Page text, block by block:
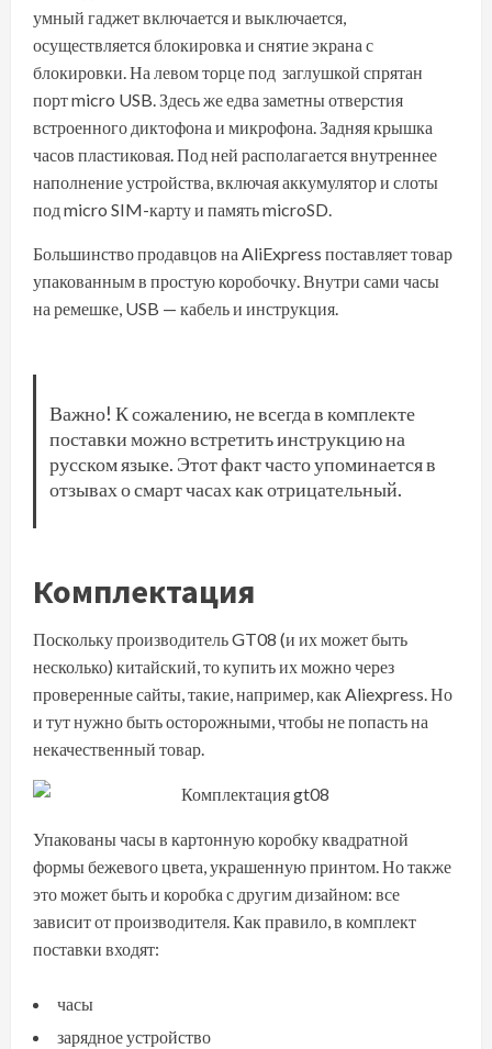
умный гаджет включается и выключается,
осуществляется блокировка и снятие экрана с
блокировки. На левом торце под заглушкой спрятан
порт micro USB. Здесь же едва заметны отверстия
встроенного диктофона и микрофона. Задняя крышка
часов пластиковая. Под ней располагается внутреннее
наполнение устройства, включая аккумулятор и слоты
под micro SIM-карту и память microSD.
Большинство продавцов на AliExpress поставляет товар
упакованным в простую коробочку. Внутри сами часы
на ремешке, USB — кабель и инструкция.
Важно! К сожалению, не всегда в комплекте
поставки можно встретить инструкцию на
русском языке. Этот факт часто упоминается в
отзывах о смарт часах как отрицательный.
Комплектация
Поскольку производитель GT08 (и их может быть
несколько) китайский, то купить их можно через
проверенные сайты, такие, например, как Aliexpress. Но
и тут нужно быть осторожными, чтобы не попасть на
некачественный товар.
Упакованы часы в картонную коробку квадратной
формы бежевого цвета, украшенную принтом. Но также
это может быть и коробка с другим дизайном: все
зависит от производителя. Как правило, в комплект
поставки входят:
часы
зарядное устройство